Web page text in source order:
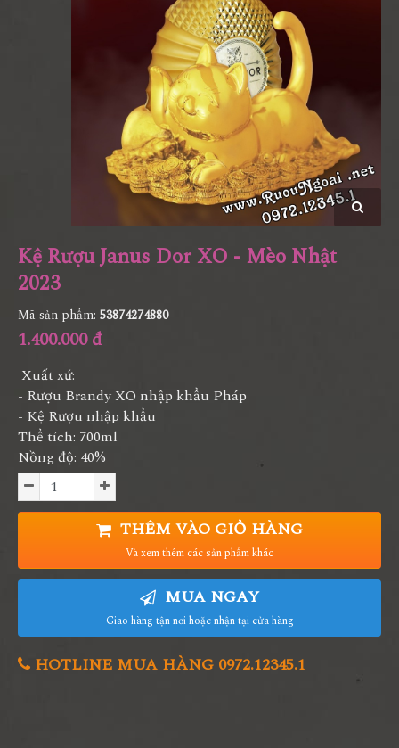
Kệ Rượu Janus Dor XO - Mèo Nhật
2023
Mã sản phẩm: 53874274880
1.400.000 đ
Xuất xứ:
- Rượu Brandy XO nhập khẩu Pháp
- Kệ Rượu nhập khẩu
Thể tích: 700ml
Nồng độ: 40%
THÊM VÀO GIỎ HÀNG
Và xem thêm các sản phẩm khác
MUA NGAY
Giao hàng tận nơi hoặc nhận tại cửa hàng
HOTLINE MUA HÀNG 0972.12345.1